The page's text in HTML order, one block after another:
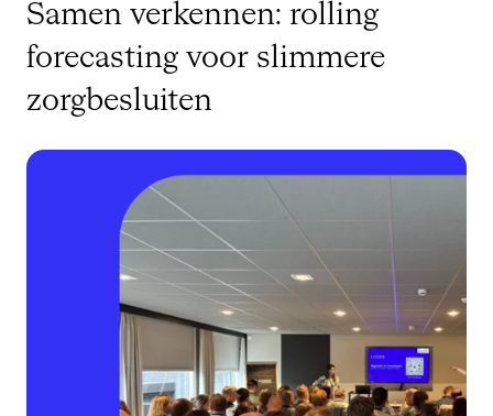
Samen verkennen: rolling
forecasting voor slimmere
zorgbesluiten